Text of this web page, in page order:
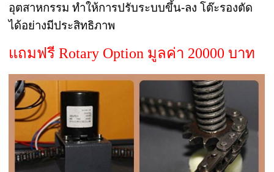
อุตสาหกรรม ทำให้การปรับระบบขึ้น-ลง โต๊ะรองตัด
ได้อย่างมีประสิทธิภาพ
แถมฟรี Rotary Option มูลค่า 20000 บาท